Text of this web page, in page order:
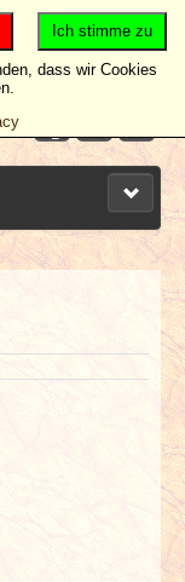
Ich stimme zu
dass wir Cookies